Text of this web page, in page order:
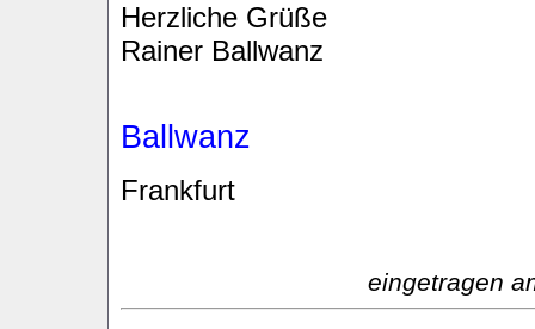
Herzliche Grüße
Rainer Ballwanz
Ballwanz
Frankfurt
eingetragen